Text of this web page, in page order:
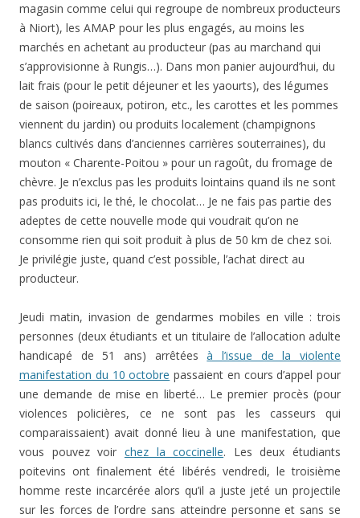
magasin comme celui qui regroupe de nombreux producteurs
à Niort), les AMAP pour les plus engagés, au moins les
marchés en achetant au producteur (pas au marchand qui
s’approvisionne à Rungis…). Dans mon panier aujourd’hui, du
lait frais (pour le petit déjeuner et les yaourts), des légumes
de saison (poireaux, potiron, etc., les carottes et les pommes
viennent du jardin) ou produits localement (champignons
blancs cultivés dans d’anciennes carrières souterraines), du
mouton « Charente-Poitou » pour un ragoût, du fromage de
chèvre. Je n’exclus pas les produits lointains quand ils ne sont
pas produits ici, le thé, le chocolat… Je ne fais pas partie des
adeptes de cette nouvelle mode qui voudrait qu’on ne
consomme rien qui soit produit à plus de 50 km de chez soi.
Je privilégie juste, quand c’est possible, l’achat direct au
producteur.
Jeudi matin, invasion de gendarmes mobiles en ville : trois
personnes (deux étudiants et un titulaire de l’allocation adulte
handicapé de 51 ans) arrêtéesà l’issue de la violente
manifestation du 10 octobre passaient en cours d’appel pour
une demande de mise en liberté… Le premier procès (pour
violences policières, ce ne sont pas les casseurs qui
comparaissaient) avait donné lieu à une manifestation, que
vous pouvez voir chez la coccinelle. Les deux étudiants
poitevins ont finalement été libérés vendredi, le troisième
homme reste incarcérée alors qu’il a juste jeté un projectile
sur les forces de l’ordre sans atteindre personne et sans se